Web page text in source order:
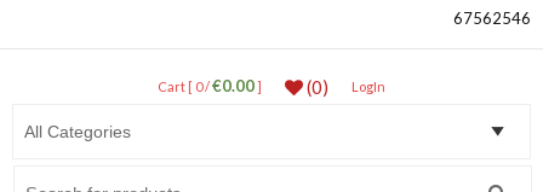
67562546
Cart [ 0 /€0.00] (0) LogIn